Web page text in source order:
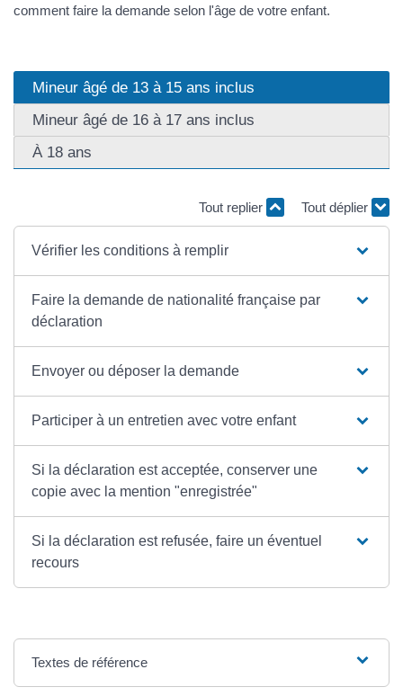
comment faire la demande selon l'âge de votre enfant.
Mineur âgé de 13 à 15 ans inclus
Mineur âgé de 16 à 17 ans inclus
À 18 ans
Tout replier Tout déplier
Vérifier les conditions à remplir
Faire la demande de nationalité française par
déclaration
Envoyer ou déposer la demande
Participer à un entretien avec votre enfant
Si la déclaration est acceptée, conserver une
copie avec la mention "enregistrée"
Si la déclaration est refusée, faire un éventuel
recours
Textes de référence